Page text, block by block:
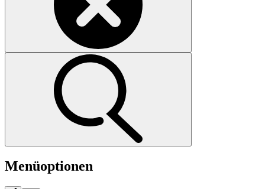
Menüoptionen